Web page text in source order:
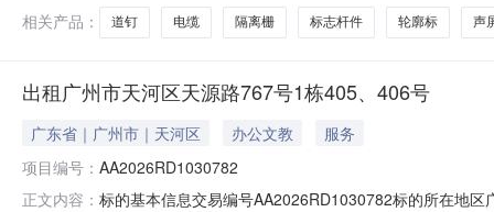
额：2742900.8
相关产品：
道钉 电缆 隔离栅 标志杆件 轮廓标 声
出租广州市天河区天源路767号1栋405、406号
广东省｜广州市｜天河区 办公文教
服务
项目编号： AA2026RD1030782
正文内容： 标的基本信息交易编号AA2026RD1030782标的所在地